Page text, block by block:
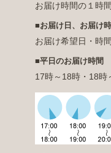
お届け時間の１時
■お届け日、お届け
お届け希望日・時
■平日のお届け時間
17時～18時・18時